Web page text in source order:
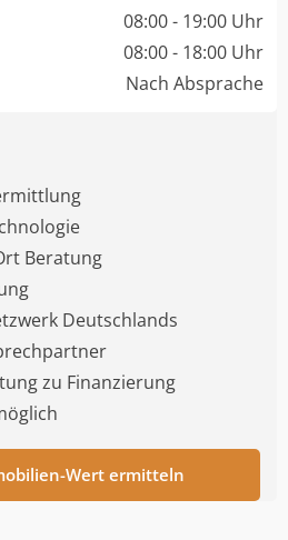
08:00 - 19:00 Uhr
08:00 - 18:00 Uhr
Nach Absprache
Beratung
Deutschlands
zu Finanzierung
Wert ermitteln